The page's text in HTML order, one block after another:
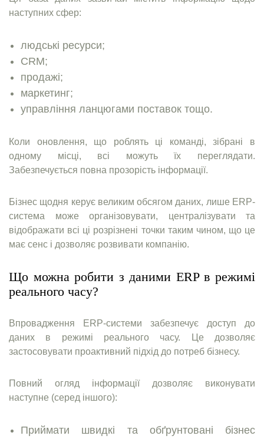
наступних сфер:
людські ресурси;
CRM;
продажі;
маркетинг;
управління ланцюгами поставок тощо.
Коли оновлення, що роблять ці команді, зібрані в
одному місці, всі можуть їх переглядати.
Забезпечується повна прозорість інформації.
Бізнес щодня керує великим обсягом даних, лише ERP-
система може організовувати, централізувати та
відображати всі ці розрізнені точки таким чином, що це
має сенс і дозволяє розвивати компанію.
Що можна робити з даними ERP в режимі
реального часу?
Впровадження ERP-системи забезпечує доступ до
даних в режимі реального часу. Це дозволяє
застосовувати проактивний підхід до потреб бізнесу.
Повний огляд інформації дозволяє виконувати
наступне (серед іншого):
Приймати швидкі та обґрунтовані бізнес